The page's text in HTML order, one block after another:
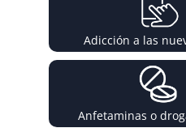
Adicción a las
Anfetaminas o